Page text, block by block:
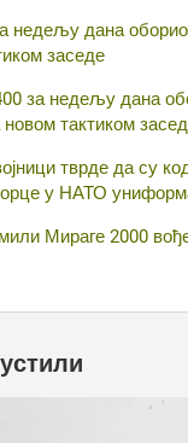
недељу дана оборио
заседе
за недељу дана
новом тактиком
тврде да су
у НАТО
Мираге 2000